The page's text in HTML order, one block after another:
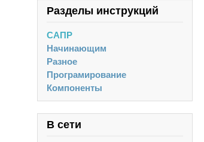
Разделы инструкций
САПР
Начинающим
Разное
Програмирование
Компоненты
В сети